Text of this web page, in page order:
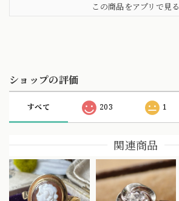
この商品をアプリで見る
ショップの評価
すべて 203 1
関連商品